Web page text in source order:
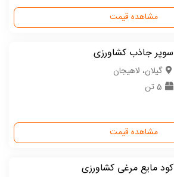
مشاهده قیمت
سوپر جاذب کشاورزی
گیلان، لاهیجان
5 تن
مشاهده قیمت
کود مایع مرغی کشاورزی